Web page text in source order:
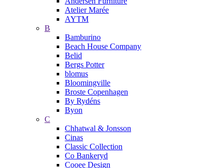
Atelier Marée
AYTM
B
Bamburino
Beach House Company
Belid
Bergs Potter
blomus
Bloomingville
Broste Copenhagen
By Rydéns
Byon
C
Chhatwal & Jonsson
Cinas
Classic Collection
Co Bankeryd
Cooee Design